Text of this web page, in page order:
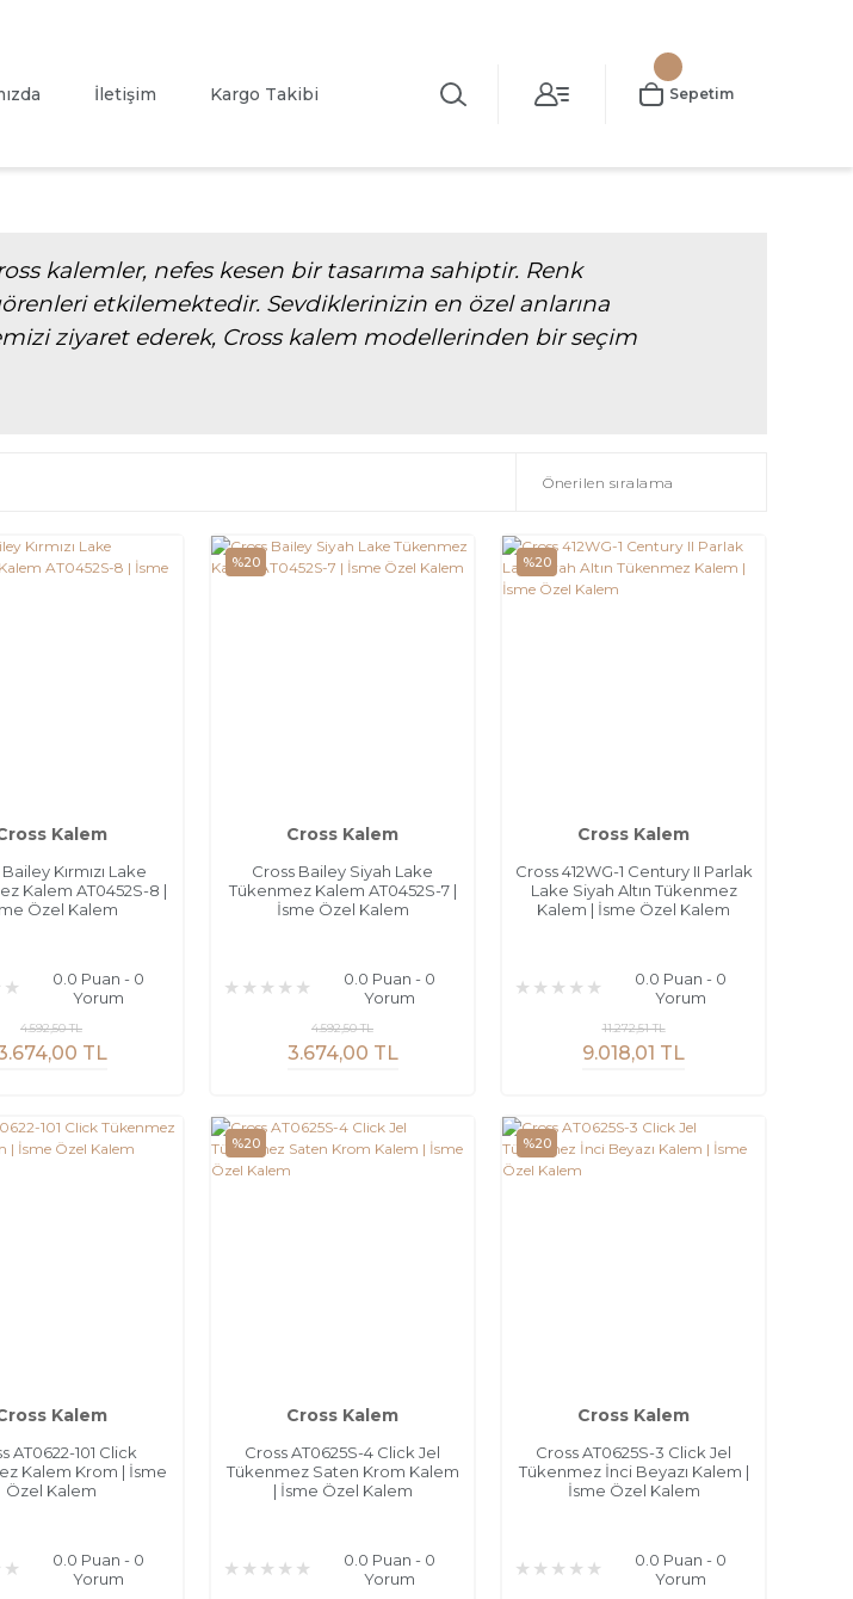
İletişim Kargo Takibi Sepetim
kalemler, nefes kesen bir tasarıma sahiptir. Renk
etkilemektedir. Sevdiklerinizin en özel anlarına
ziyaret ederek, Cross kalem modellerinden bir seçim
Kalem
Kırmızı Lake
Kalem AT0452S-8 |
Özel Kalem
0.0 Puan - 0
Yorum
TL
4.592,50 TL
%20
Cross Kalem
Cross Bailey Siyah Lake
Tükenmez Kalem AT0452S-7 |
İsme Özel Kalem
0.0 Puan - 0
Yorum
3.674,00 TL
4.592,50 TL
%20
Cross Kalem
Cross 412WG-1 Century II Parlak
Lake Siyah Altın Tükenmez
Kalem | İsme Özel Kalem
0.0 Puan - 0
Yorum
9.018,01 TL
11.272,51 TL
Kalem
AT0622-101 Click
Kalem Krom | İsme
Özel Kalem
0.0 Puan - 0
Yorum
%20
Cross Kalem
Cross AT0625S-4 Click Jel
Tükenmez Saten Krom Kalem
| İsme Özel Kalem
0.0 Puan - 0
Yorum
%20
Cross Kalem
Cross AT0625S-3 Click Jel
Tükenmez İnci Beyazı Kalem |
İsme Özel Kalem
0.0 Puan - 0
Yorum